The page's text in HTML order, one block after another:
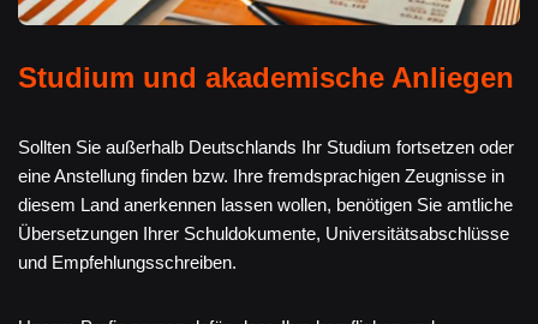
Studium und akademische Anliegen
Sollten Sie außerhalb Deutschlands Ihr Studium fortsetzen oder
eine Anstellung finden bzw. Ihre fremdsprachigen Zeugnisse in
diesem Land anerkennen lassen wollen, benötigen Sie amtliche
Übersetzungen Ihrer Schuldokumente, Universitätsabschlüsse
und Empfehlungsschreiben.